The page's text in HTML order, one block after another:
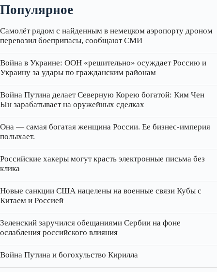
Популярное
Самолёт рядом с найденным в немецком аэропорту дроном
перевозил боеприпасы, сообщают СМИ
Война в Украине: ООН «решительно» осуждает Россию и
Украину за удары по гражданским районам
Война Путина делает Северную Корею богатой: Ким Чен
Ын зарабатывает на оружейных сделках
Она — самая богатая женщина России. Ее бизнес‑империя
полыхает.
Российские хакеры могут красть электронные письма без
клика
Новые санкции США нацелены на военные связи Кубы с
Китаем и Россией
Зеленский заручился обещаниями Сербии на фоне
ослабления российского влияния
Война Путина и богохульство Кирилла